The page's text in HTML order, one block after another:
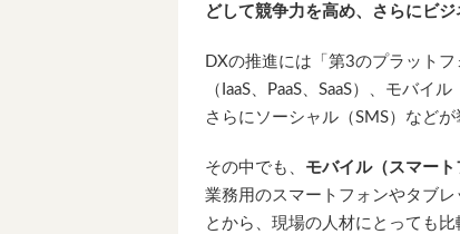
どして競争力を高め、さらにビ
DXの推進には「第3のプラット
（IaaS、PaaS、SaaS）、モバイ
さらにソーシャル（SMS）などが
その中でも、 モバイル（スマー
業務用のスマートフォンやタブ
とから、現場の人材にとっても